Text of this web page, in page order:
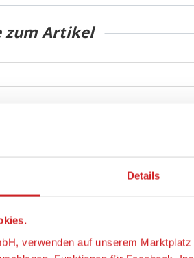
Details
verwenden auf unserem Marktplatz
Funktionen für Facebook,
zum Artikel
Abschicken